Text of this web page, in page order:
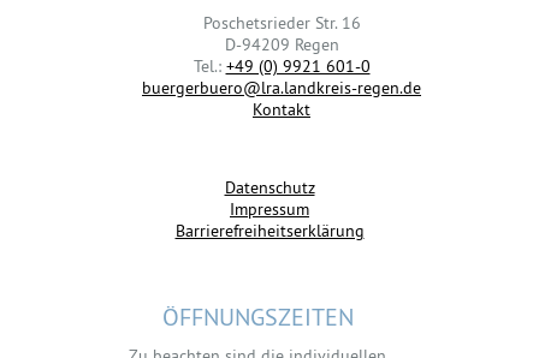
Poschetsrieder Str. 16
D-94209 Regen
Tel.: +49 (0) 9921 601-0
buergerbuero@lra.landkreis-regen.de
Kontakt
Datenschutz
Impressum
Barrierefreiheitserklärung
ÖFFNUNGSZEITEN